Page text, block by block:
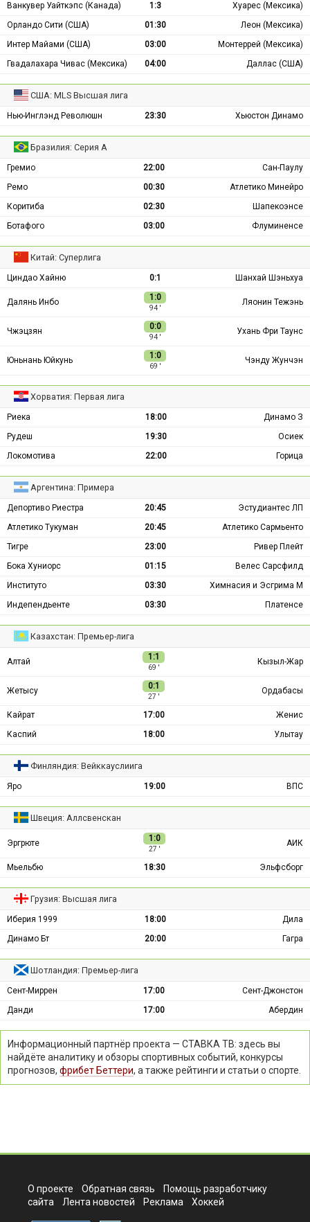
Ванкувер Уайткэпс (Канада) 1:3
Хуарес (Мексика)
Орландо Сити (США)
01:30
Леон (Мексика)
Интер Майами (США)
03:00
Монтеррей (Мексика)
Гвадалахара Чивас (Мексика)
04:00 Даллас (США)
США: MLS Высшая лига
Нью-Инглэнд Революшн 23:30 Хьюстон Динамо
Бразилия: Серия А
Гремио 22:00
Сан-Паулу
Ремо
00:30
Атлетико Минейро
Коритиба
02:30
Шапекоэнсе
Ботафого
03:00 Флуминенсе
Китай: Суперлига
Циндао Хайню 0:1 Шанхай Шэньхуа
Далянь Инбо 1:0
94 ′
Ляонин Тежэнь
Чжэцзян 0:0
94 ′
Ухань Фри Таунс
Юньнань Юйкунь 1:0
69 ′
Чэнду Жунчэн
Хорватия: Первая лига
Риека 18:00
Динамо З
Рудеш
19:30
Осиек
Локомотива
22:00 Горица
Аргентина: Примера
Депортиво Риестра 20:45
Эстудиантес ЛП
Атлетико Тукуман
20:45
Атлетико Сармьенто
Тигре
23:00
Ривер Плейт
Бока Хуниорс
01:15
Велес Сарсфилд
Институто
03:30
Химнасия и Эсгрима М
Индепендьенте
03:30 Платенсе
Казахстан: Премьер-лига
Алтай 1:1
69 ′
Кызыл-Жар
Жетысу 0:1
27 ′
Ордабасы
Кайрат 17:00
Женис
Каспий
18:00 Улытау
Финляндия: Вейккауслиига
Яро 19:00 ВПС
Швеция: Аллсвенскан
Эргрюте 1:0
27 ′
АИК
Мьельбю 18:30 Эльфсборг
Грузия: Высшая лига
Иберия 1999 18:00
Дила
Динамо Бт
20:00 Гагра
Шотландия: Премьер-лига
Сент-Миррен 17:00
Сент-Джонстон
Данди
17:00 Абердин
Информационный партнёр проекта — СТАВКА ТВ: здесь вы
найдёте аналитику и обзоры спортивных событий, конкурсы
прогнозов, фрибет Беттери, а также рейтинги и статьи о спорте.
О проекте Обратная связь
Помощь разработчику
сайта
Лента новостей Реклама Хоккей